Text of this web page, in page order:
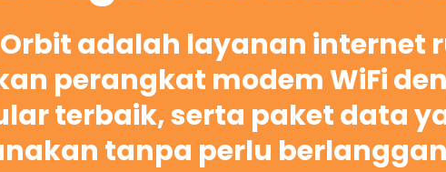
adalah layanan internet
perangkat modem WiFi
terbaik, serta paket data
tanpa perlu